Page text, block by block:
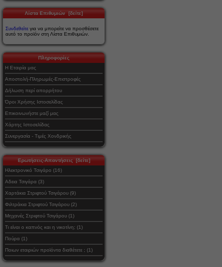
Λίστα Επιθυμιών [δείτε]
Συνδεθείτε για να μπορείτε να προσθέσετε
αυτό το προϊόν στη Λίστα Επιθυμιών.
Πληροφορίες
Η Εταιρία μας
Αποστολή-Πληρωμές-Επιστροφές
Δήλωση περί απορρήτου
Όροι Χρήσης Ιστοσελίδας
Επικοινωνήστε μαζί μας
Χάρτης Ιστοσελίδας
Συνεργασία - Τιμές Χονδρικής
Ερωτήσεις-Απαντήσεις [δείτε]
Ηλεκτρονικό Τσιγάρο (16)
Αδεια Τσιγάρα (3)
Χαρτάκια Στριφτού Τσιγάρου (9)
Φιλτράκια Στριφτού Τσιγάρου (2)
Μηχανές Στριφτού Τσιγάρου (1)
Τι είναι ο καπνός και η νικοτίνη; (1)
Πούρα (1)
Ποιων εταιριών προϊόντα διαθέτετε ; (1)